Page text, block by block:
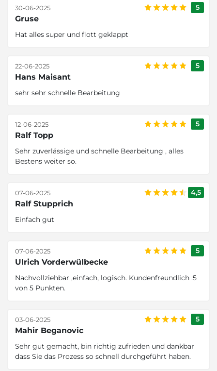
5
Gruse
30-06-2025
Hat alles super und flott geklappt
5
Hans Maisant
22-06-2025
sehr sehr schnelle Bearbeitung
5
Ralf Topp
12-06-2025
Sehr zuverlässige und schnelle Bearbeitung , alles
Bestens weiter so.
4,5
Ralf Stupprich
07-06-2025
Einfach gut
5
Ulrich Vorderwülbecke
07-06-2025
Nachvollziehbar ,einfach, logisch. Kundenfreundlich :5
von 5 Punkten.
5
Mahir Beganovic
03-06-2025
Sehr gut gemacht, bin richtig zufrieden und dankbar
dass Sie das Prozess so schnell durchgeführt haben.